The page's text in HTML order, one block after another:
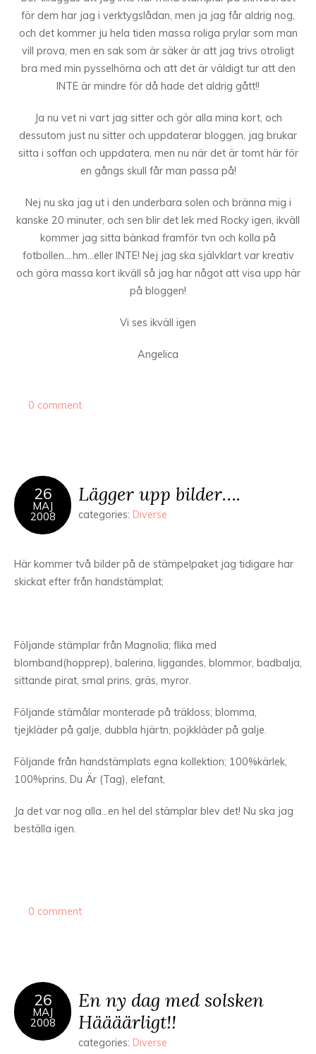
för dem har jag i verktygslådan, men ja jag får aldrig nog,
och det kommer ju hela tiden massa roliga prylar som man
vill prova, men en sak som är säker är att jag trivs otroligt
bra med min pysselhörna och att det är väldigt tur att den
INTE är mindre för då hade det aldrig gått!!
Ja nu vet ni vart jag sitter och gör alla mina kort, och
dessutom just nu sitter och uppdaterar bloggen, jag brukar
sitta i soffan och uppdatera, men nu när det är tomt här för
en gångs skull får man passa på!
Nej nu ska jag ut i den underbara solen och bränna mig i
kanske 20 minuter, och sen blir det lek med Rocky igen, ikväll
kommer jag sitta bänkad framför tvn och kolla på
fotbollen….hm…eller INTE! Nej jag ska självklart var kreativ
och göra massa kort ikväll så jag har något att visa upp här
på bloggen!
Vi ses ikväll igen
Angelica
0 comment
26
MAJ
2008
Lägger upp bilder….
categories: Diverse
Här kommer två bilder på de stämpelpaket jag tidigare har
skickat efter från handstämplat;
Följande stämplar från Magnolia; flika med
blomband(hopprep), balerina, liggandes, blommor, badbalja,
sittande pirat, smal prins, gräs, myror.
Följande stämålar monterade på träkloss; blomma,
tjejkläder på galje, dubbla hjärtn, pojkkläder på galje.
Följande från handstämplats egna kollektion; 100%kärlek,
100%prins, Du Är (Tag), elefant,
Ja det var nog alla…en hel del stämplar blev det! Nu ska jag
beställa igen.
0 comment
26
MAJ
2008
En ny dag med solsken
Häääärligt!!
categories: Diverse